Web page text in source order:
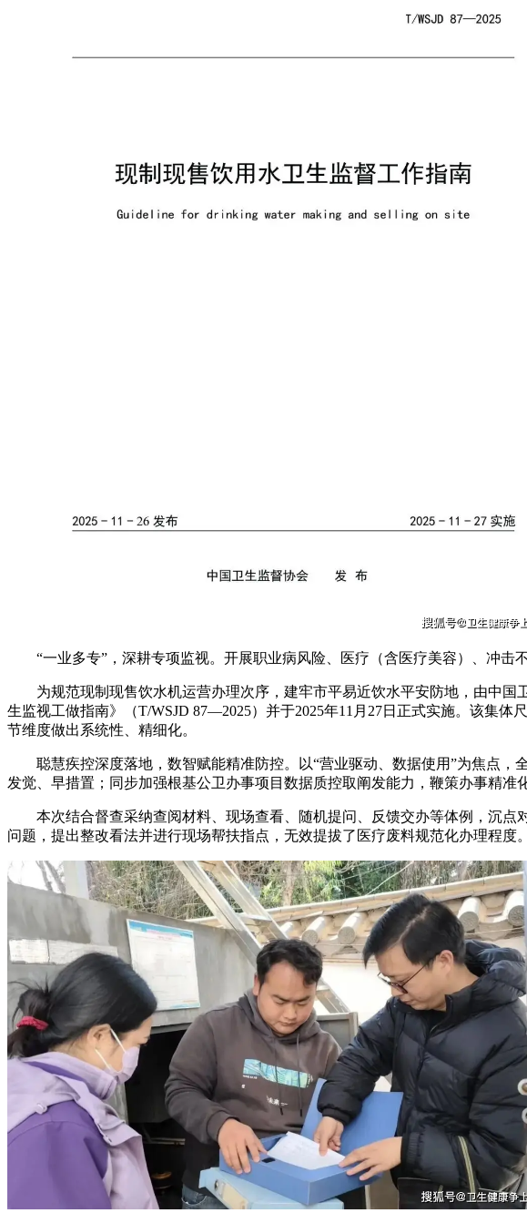
“一业多专”，深耕专项监视。开展职业病风险、医疗（含医疗美容）、冲击
为规范现制现售饮水机运营办理次序，建牢市平易近饮水平安防地，由中国
生监视工做指南》（T/WSJD 87—2025）并于2025年11月27日正式实施。该集
节维度做出系统性、精细化。
聪慧疾控深度落地，数智赋能精准防控。以“营业驱动、数据使用”为焦点，
发觉、早措置；同步加强根基公卫办事项目数据质控取阐发能力，鞭策办事精准
本次结合督查采纳查阅材料、现场查看、随机提问、反馈交办等体例，沉点
问题，提出整改看法并进行现场帮扶指点，无效提拔了医疗废料规范化办理程度。